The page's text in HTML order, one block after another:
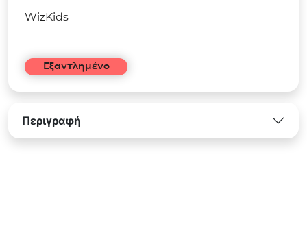
WizKids
Εξαντλημένο
Περιγραφή